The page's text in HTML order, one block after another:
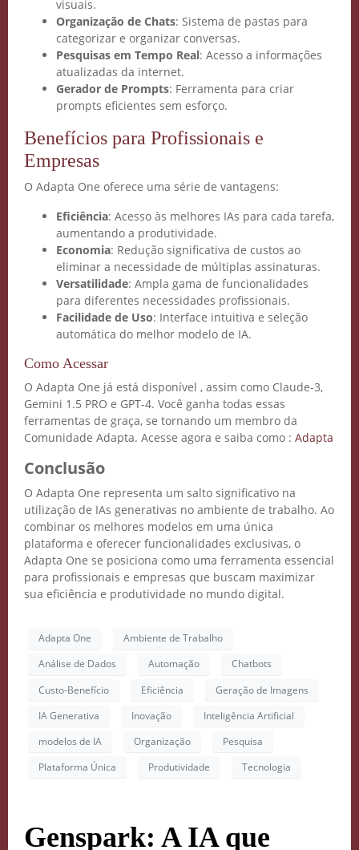
visuais.
Organização de Chats: Sistema de pastas para
categorizar e organizar conversas.
Pesquisas em Tempo Real: Acesso a informações
atualizadas da internet.
Gerador de Prompts: Ferramenta para criar
prompts eficientes sem esforço.
Benefícios para Profissionais e
Empresas
O Adapta One oferece uma série de vantagens:
Eficiência: Acesso às melhores IAs para cada tarefa,
aumentando a produtividade.
Economia: Redução significativa de custos ao
eliminar a necessidade de múltiplas assinaturas.
Versatilidade: Ampla gama de funcionalidades
para diferentes necessidades profissionais.
Facilidade de Uso: Interface intuitiva e seleção
automática do melhor modelo de IA.
Como Acessar
O Adapta One já está disponível , assim como Claude-3,
Gemini 1.5 PRO e GPT-4. Você ganha todas essas
ferramentas de graça, se tornando um membro da
Comunidade Adapta. Acesse agora e saiba como : Adapta
Conclusão
O Adapta One representa um salto significativo na
utilização de IAs generativas no ambiente de trabalho. Ao
combinar os melhores modelos em uma única
plataforma e oferecer funcionalidades exclusivas, o
Adapta One se posiciona como uma ferramenta essencial
para profissionais e empresas que buscam maximizar
sua eficiência e produtividade no mundo digital.
Adapta One
Ambiente de Trabalho
Análise de Dados
Automação
Chatbots
Custo-Benefício
Eficiência
Geração de Imagens
IA Generativa
Inovação
Inteligência Artificial
modelos de IA
Organização
Pesquisa
Plataforma Única
Produtividade Tecnologia
Genspark: A IA que
COMECE GRÁTIS